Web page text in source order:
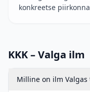
konkreetse
KKK – Valga ilm
Milline on ilm Valgas